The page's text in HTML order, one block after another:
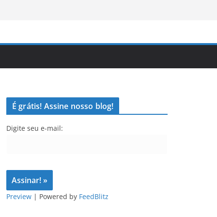
É grátis! Assine nosso blog!
Digite seu e-mail:
Preview | Powered by FeedBlitz